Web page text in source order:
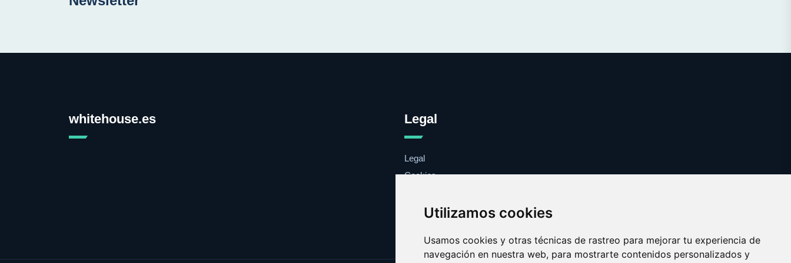
Utilizamos cookies
Usamos cookies y otras técnicas de rastreo para mejorar tu experiencia de
navegación en nuestra web, para mostrarte contenidos personalizados y
whitehouse.es Legal
Legal
Cookies